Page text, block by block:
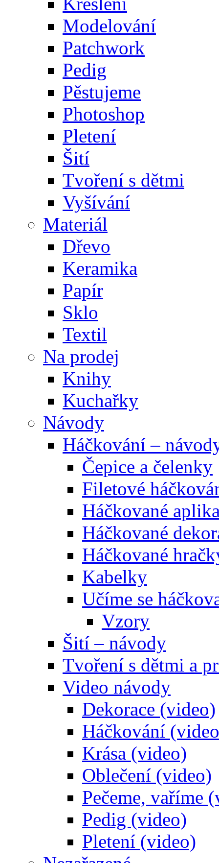
Modelování
Patchwork
Pedig
Pěstujeme
Photoshop
Pletení
Šití
Tvoření s dětmi
Vyšívání
Materiál
Dřevo
Keramika
Papír
Sklo
Textil
Na prodej
Knihy
Kuchařky
Návody
Háčkování –
Čepice a čelenky
Filetové
Háčkované
Háčkované
Háčkované
Kabelky
Učíme se
Vzory
Šití – návody
Tvoření s dětmi a
Video návody
Dekorace (video)
Háčkování
Krása (video)
Oblečení (video)
Pečeme, vaříme
Pedig (video)
Pletení (video)